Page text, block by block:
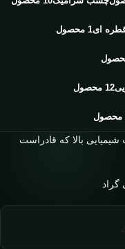
ای1 محصول
12 محصول
بالا که قادراست